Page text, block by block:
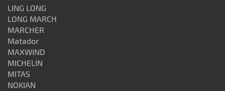
LING LONG
LONG MARCH
MARCHER
Matador
MAXWIND
MICHELIN
MITAS
NOKIAN